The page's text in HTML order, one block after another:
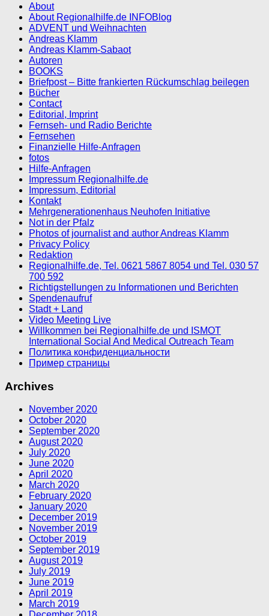
About
About Regionalhilfe.de INFOBlog
ADVENT und Weihnachten
Andreas Klamm
Andreas Klamm-Sabaot
Autoren
BOOKS
Briefpost – Bitte frankierten Rückumschlag beilegen
Bücher
Contact
Editorial, Imprint
Fernseh- und Radio Berichte
Fernsehen
Finanzielle Hilfe-Anfragen
fotos
Hilfe-Anfragen
Impressum Regionalhilfe.de
Impressum, Editorial
Kontakt
Mehrgenerationenhaus Neuhofen Initiative
Not in der Pfalz
Photos of journalist and author Andreas Klamm
Privacy Policy
Redaktion
Regionalhilfe.de, Tel. 0621 5867 8054 und Tel. 030 57
700 592
Richtigstellungen zu Informationen und Berichten
Spendenaufruf
Stadt + Land
Video Meeting Live
Willkommen bei Regionalhilfe.de und ISMOT
International Social And Medical Outreach Team
Политика конфиденциальности
Пример страницы
Archives
November 2020
October 2020
September 2020
August 2020
July 2020
June 2020
April 2020
March 2020
February 2020
January 2020
December 2019
November 2019
October 2019
September 2019
August 2019
July 2019
June 2019
April 2019
March 2019